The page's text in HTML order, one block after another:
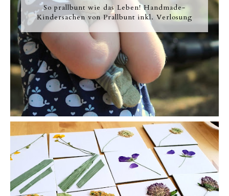
So prallbunt wie das Leben! Handmade-
Kindersachen von Prallbunt inkl. Verlosung